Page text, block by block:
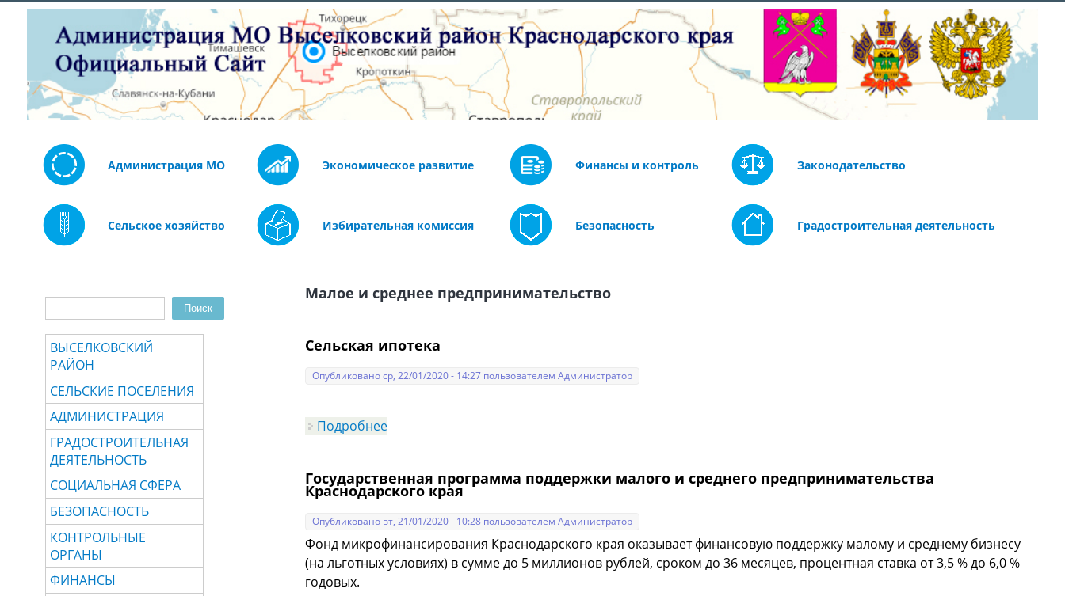
Администрация МО Экономическое развитие Финансы и контроль Законодательство
Сельское хозяйство Избирательная комиссия Безопасность Градостроительная деятельность
Малое и среднее предпринимательство
Сельская ипотека
Опубликовано ср, 22/01/2020 - 14:27 пользователемАдминистратор
Подробнее
Государственная программа поддержки малого и среднего предпринимательства
Краснодарского края
Опубликовано вт, 21/01/2020 - 10:28 пользователемАдминистратор
Фонд микрофинансирования Краснодарского края оказывает финансовую поддержку малому и среднему бизнесу
(на льготных условиях) в сумме до 5 миллионов рублей, сроком до 36 месяцев, процентная ставка от 3,5 % до 6,0 %
годовых.
Поиск
ВЫСЕЛКОВСКИЙ
РАЙОН
СЕЛЬСКИЕ ПОСЕЛЕНИЯ
АДМИНИСТРАЦИЯ
ГРАДОСТРОИТЕЛЬНАЯ
ДЕЯТЕЛЬНОСТЬ
СОЦИАЛЬНАЯ СФЕРА
БЕЗОПАСНОСТЬ
КОНТРОЛЬНЫЕ
ОРГАНЫ
ФИНАНСЫ